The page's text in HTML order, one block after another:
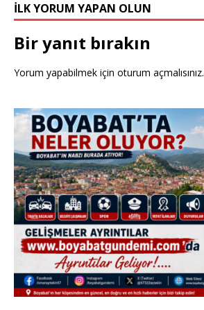
İLK YORUM YAPAN OLUN
Bir yanıt bırakın
Yorum yapabilmek için oturum açmalısınız.